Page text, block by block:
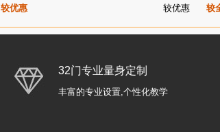
较优惠 较优惠 较
32门专业量身定制
丰富的专业设置,个性化教学